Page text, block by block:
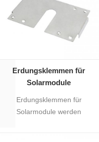
Erdungsklemmen für
Solarmodule
Erdungsklemmen für
Solarmodule werden